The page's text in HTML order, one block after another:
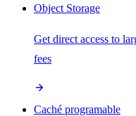
Object Storage
Get direct access to
fees
Caché programable